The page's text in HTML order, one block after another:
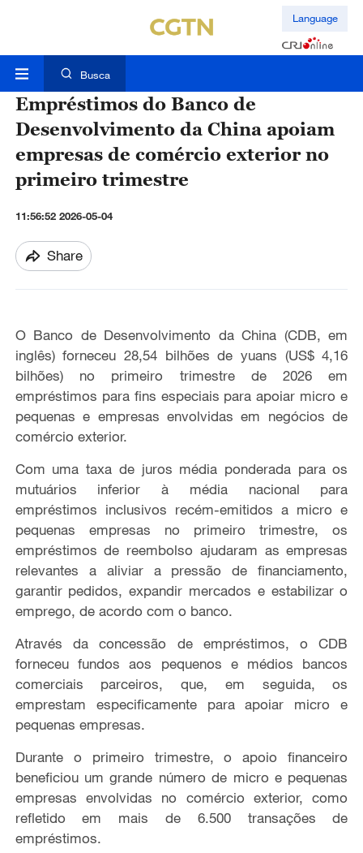
Language
Busca
Empréstimos do Banco de
Desenvolvimento da China apoiam
empresas de comércio exterior no
primeiro trimestre
11:56:52 2026-05-04
Share
O Banco de Desenvolvimento da China (CDB, em
inglês) forneceu 28,54 bilhões de yuans (US$ 4,16
bilhões) no primeiro trimestre de 2026 em
empréstimos para fins especiais para apoiar micro e
pequenas e empresas envolvidas em negócios de
comércio exterior.
Com uma taxa de juros média ponderada para os
mutuários inferior à média nacional para
empréstimos inclusivos recém-emitidos a micro e
pequenas empresas no primeiro trimestre, os
empréstimos de reembolso ajudaram as empresas
relevantes a aliviar a pressão de financiamento,
garantir pedidos, expandir mercados e estabilizar o
emprego, de acordo com o banco.
Através da concessão de empréstimos, o CDB
forneceu fundos aos pequenos e médios bancos
comerciais parceiros, que, em seguida, os
emprestam especificamente para apoiar micro e
pequenas empresas.
Durante o primeiro trimestre, o apoio financeiro
beneficiou um grande número de micro e pequenas
empresas envolvidas no comércio exterior, como
refletido em mais de 6.500 transações de
empréstimos.